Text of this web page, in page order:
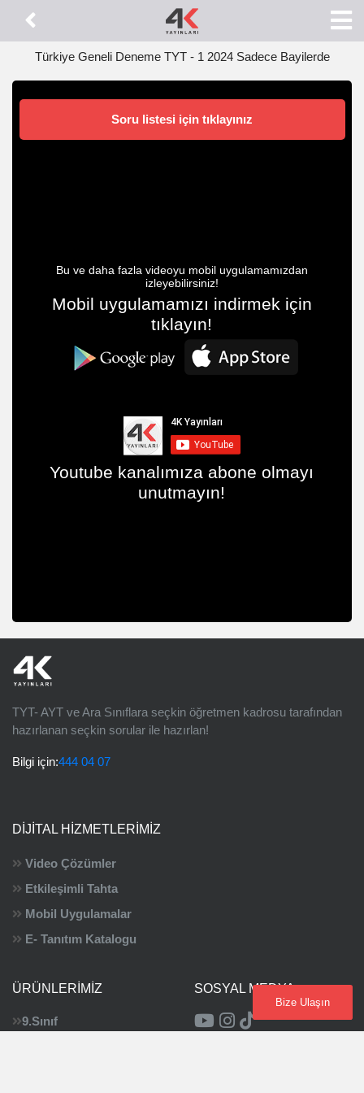
Türkiye Geneli Deneme TYT - 1 2024 Sadece Bayilerde
Soru listesi için tıklayınız
Bu ve daha fazla videoyu mobil uygulamamızdan
izleyebilirsiniz!
Mobil uygulamamızı indirmek için
tıklayın!
Youtube kanalımıza abone olmayı
unutmayın!
TYT- AYT ve Ara Sınıflara seçkin öğretmen kadrosu tarafından
hazırlanan seçkin sorular ile hazırlan!
Bilgi için:444 04 07
DIJITAL HIZMETLERIMIZ
Video Çözümler
Etkileşimli Tahta
Mobil Uygulamalar
E- Tanıtım Katalogu
ÜRÜNLERIMIZ
9.Sınıf
SOSYAL MEDYA
Bize Ulaşın